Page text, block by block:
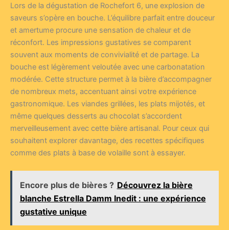
Lors de la dégustation de Rochefort 6, une explosion de
saveurs s’opère en bouche. L’équilibre parfait entre douceur
et amertume procure une sensation de chaleur et de
réconfort. Les impressions gustatives se comparent
souvent aux moments de convivialité et de partage. La
bouche est légèrement veloutée avec une carbonatation
modérée. Cette structure permet à la bière d’accompagner
de nombreux mets, accentuant ainsi votre expérience
gastronomique. Les viandes grillées, les plats mijotés, et
même quelques desserts au chocolat s’accordent
merveilleusement avec cette bière artisanal. Pour ceux qui
souhaitent explorer davantage, des recettes spécifiques
comme des plats à base de volaille sont à essayer.
Encore plus de bières ? Découvrez la bière
blanche Estrella Damm Inedit : une expérience
gustative unique